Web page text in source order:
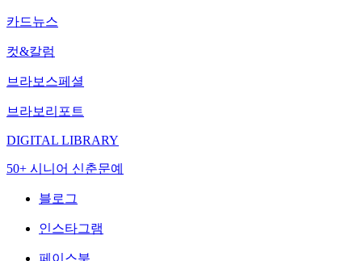
카드뉴스
컷&칼럼
브라보스페셜
브라보리포트
DIGITAL LIBRARY
50+ 시니어 신춘문예
블로그
인스타그램